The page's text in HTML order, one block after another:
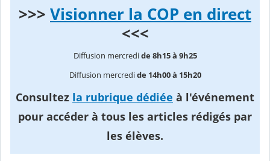
>>> Visionner la COP en direct
<<<
Diffusion mercredide 8h15 à 9h25
Diffusion mercredide 14h00 à 15h20
Consultez la rubrique dédiée à l'événement
pour accéder à tous les articles rédigés par
les élèves.